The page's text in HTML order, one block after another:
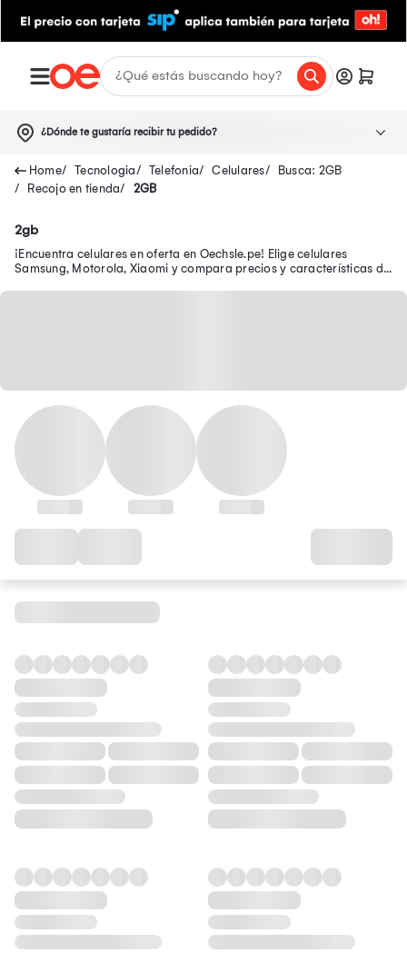
¿Dónde te gustaría recibir tu pedido?
Tecnologia Telefonia Celulares
Busca: 2GB
Recojo en tienda
2GB
2gb
¡Encuentra celulares en oferta en Oechsle.pe! Elige celulares
Samsung, Motorola, Xiaomi y compara precios y características de